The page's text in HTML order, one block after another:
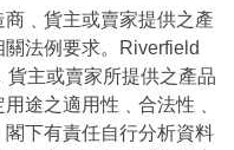
﹑貨主或賣家提供之產
法例要求。Riverfield
貨主或賣家所提供之產品
途之適用性﹑合法性﹑
下有責任自行分析資料